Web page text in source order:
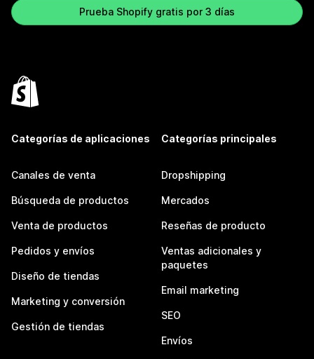
Prueba Shopify gratis por 3 días
Categorías de aplicaciones
Canales de venta
Búsqueda de productos
Venta de productos
Pedidos y envíos
Diseño de tiendas
Marketing y conversión
Gestión de tiendas
Categorías principales
Dropshipping
Mercados
Reseñas de producto
Ventas adicionales y
paquetes
Email marketing
SEO
Envíos